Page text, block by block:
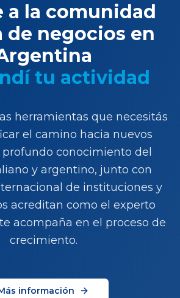
a la comunidad
de negocios en
tu actividad
herramientas que necesitás
el camino hacia nuevos
profundo conocimiento del
y argentino, junto con
de instituciones y
acreditan como el experto
acompaña en el proceso de
crecimiento.
información